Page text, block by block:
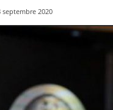
septembre 2020